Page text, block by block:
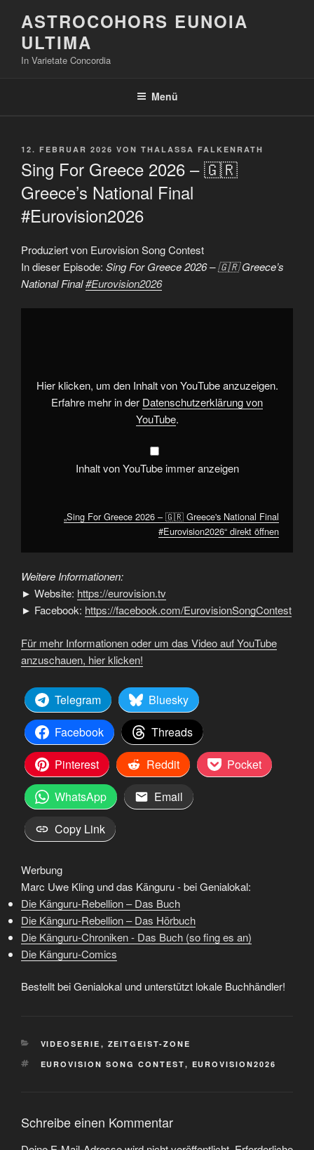
Inhalt
springen
ASTROCOHORS EUNOIA
ULTIMA
In Varietate Concordia
Menü
VERÖFFENTLICHT
12. FEBRUAR 2026 VON THALASSA FALKENRATH
Sing For Greece 2026 – 🇬🇷
Greece’s National Final
#Eurovision2026
Produziert von Eurovision Song Contest
In dieser Episode: Sing For Greece 2026 – 🇬🇷 Greece’s
National Final#Eurovision2026
„Sing
National
Final
#Eurovision2026“
Hier klicken, um den Inhalt von YouTube anzuzeigen.
Erfahre mehr in der Datenschutzerklärung von
YouTube.
Inhalt von YouTube immer anzeigen
„Sing For Greece 2026 – 🇬🇷 Greece's National Final
#Eurovision2026“ direkt öffnen
Weitere Informationen:
► Website: https://eurovision.tv
► Facebook: https://facebook.com/EurovisionSongContest
Für mehr Informationen oder um das Video auf YouTube
anzuschauen, hier klicken!
Telegram
Bluesky
Facebook
Threads
Pinterest
Reddit
Pocket
WhatsApp
Email
Copy Link
Werbung
Marc Uwe Kling und das Känguru - bei Genialokal:
Die Känguru-Rebellion – Das Buch
Die Känguru-Rebellion – Das Hörbuch
Die Känguru-Chroniken - Das Buch (so fing es an)
Die Känguru-Comics
Bestellt bei Genialokal und unterstützt lokale Buchhändler!
KATEGORIEN
VIDEOSERIE , ZEITGEIST-ZONE
SCHLAGWÖRTER
EUROVISION SONG CONTEST, EUROVISION2026
Schreibe einen Kommentar